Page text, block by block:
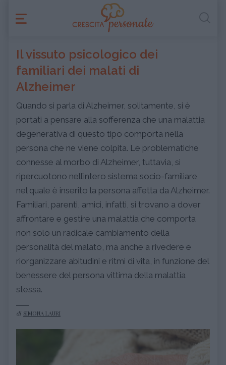
Il vissuto psicologico dei
familiari dei malati di
Alzheimer
Quando si parla di Alzheimer, solitamente, si è
portati a pensare alla sofferenza che una malattia
degenerativa di questo tipo comporta nella
persona che ne viene colpita. Le problematiche
connesse al morbo di Alzheimer, tuttavia, si
ripercuotono nell’intero sistema socio-familiare
nel quale è inserito la persona affetta da Alzheimer.
Familiari, parenti, amici, infatti, si trovano a dover
affrontare e gestire una malattia che comporta
non solo un radicale cambiamento della
personalità del malato, ma anche a rivedere e
riorganizzare abitudini e ritmi di vita, in funzione del
benessere del persona vittima della malattia
stessa.
di SIMONA LAURI